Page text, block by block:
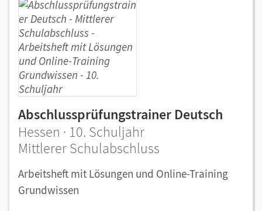
Abschlussprüfungstrainer Deutsch
Hessen · 10. Schuljahr
Mittlerer Schulabschluss
Arbeitsheft mit Lösungen und Online-Training
Grundwissen